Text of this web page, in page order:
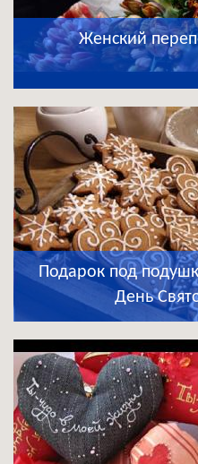
Женский
Подарок под
День